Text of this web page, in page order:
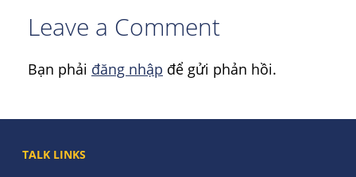
Leave a Comment
Bạn phải đăng nhập để gửi phản hồi.
TALK LINKS